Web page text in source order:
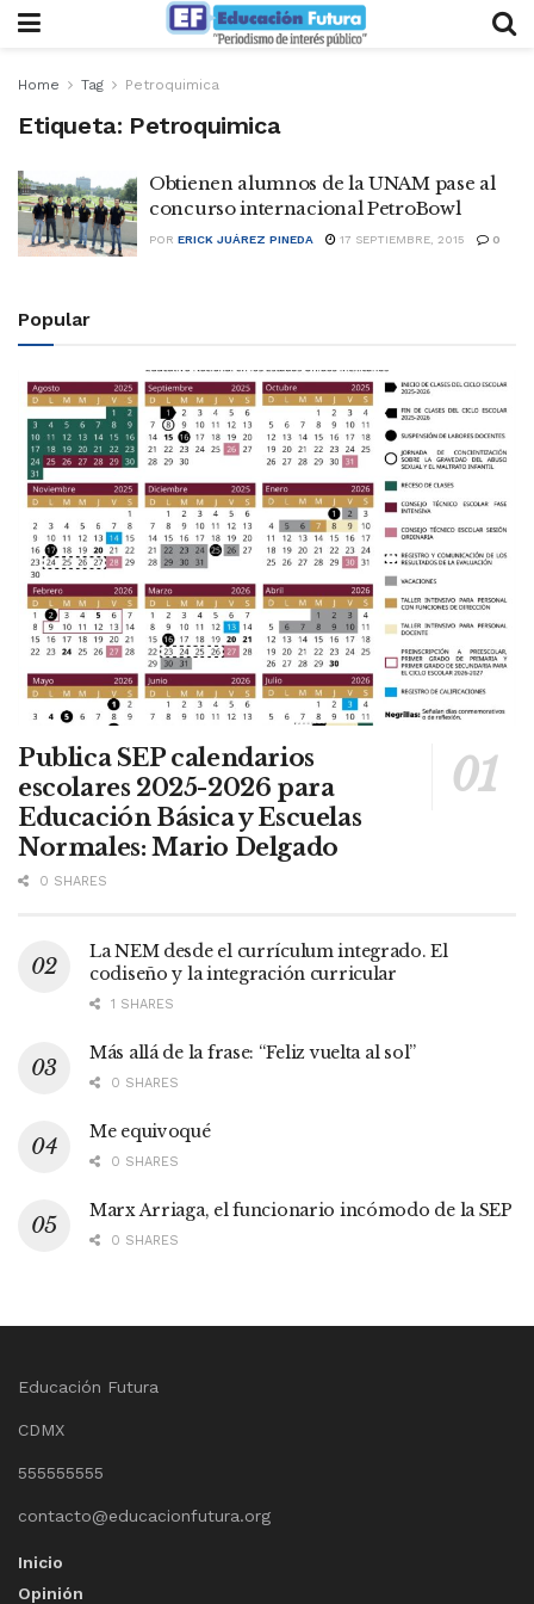
Home Tag Petroquimica
Etiqueta: Petroquimica
Obtienen alumnos de la UNAM pase al
concurso internacional PetroBowl
POR ERICK JUÁREZ PINEDA 17 SEPTIEMBRE, 2015 0
Popular
Publica SEP calendarios
escolares 2025-2026 para
Educación Básica y Escuelas
Normales: Mario Delgado
0 SHARES
La NEM desde el currículum integrado. El
codiseño y la integración curricular
1 SHARES
Más allá de la frase: “Feliz vuelta al sol”
0 SHARES
Me equivoqué
0 SHARES
Marx Arriaga, el funcionario incómodo de la SEP
0 SHARES
Educación Futura
CDMX
555555555
contacto@educacionfutura.org
Inicio
Opinión